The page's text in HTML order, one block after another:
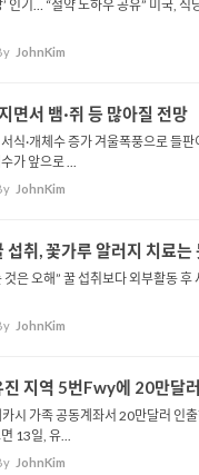
인기… “절약 노하우 공유” 미국,
JohnKim
면서 뱀·쥐 등 많아질 전망
식·개체수 증가 겨울폭풍으로 들
가 앞으로 ...
JohnKim
섭취, 꽃가루 알러지 치료는
것은 오해” 꿀 섭취보다 외부활동
JohnKim
진 지역 5번Fwy에 20만달
시 가족 공동계좌서 20만달러 인
13일, 유...
JohnKim